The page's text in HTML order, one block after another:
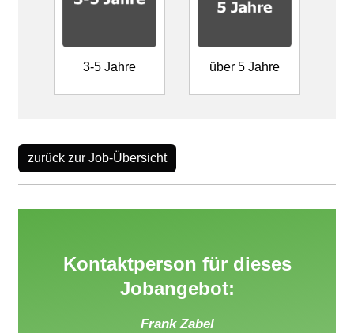
3-5 Jahre über 5 Jahre
zurück zur Job-Übersicht
Kontaktperson für dieses
Jobangebot:
Frank Zabel